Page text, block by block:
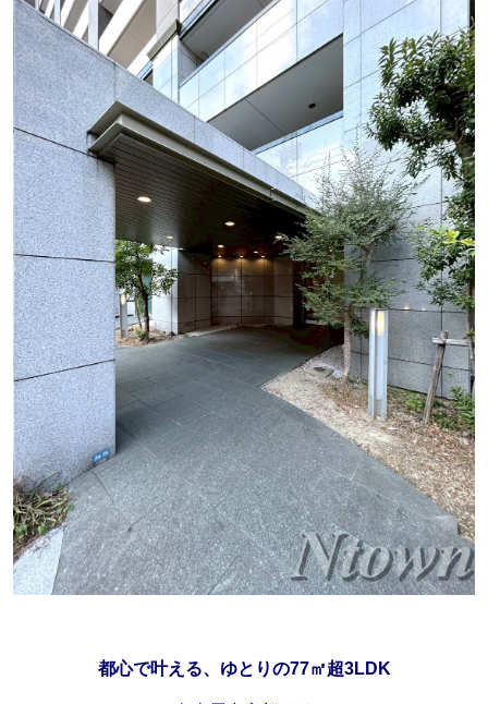
都心で叶える、ゆとりの77㎡超3LDK